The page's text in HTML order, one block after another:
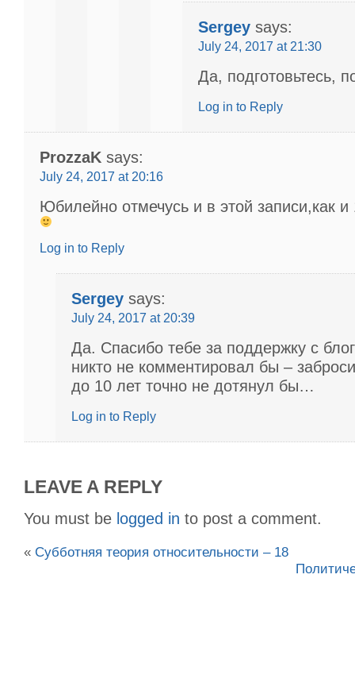
Sergey says:
July 24, 2017 at 21:30
Да, подготовьтесь,
Log in to Reply
ProzzaK says:
July 24, 2017 at 20:16
Юбилейно отмечусь и в этой записи,как и
Log in to Reply
Sergey says:
July 24, 2017 at 20:39
Да. Спасибо тебе за поддержку с
никто не комментировал бы –
до 10 лет точно не дотянул бы…
Log in to Reply
LEAVE A REPLY
You must be logged in to post a comment.
« Субботняя теория относительности – 18